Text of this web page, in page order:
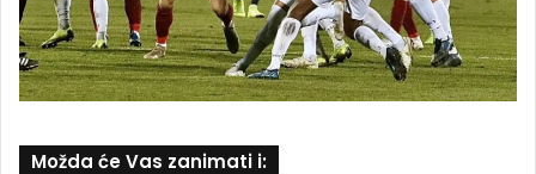
Možda će Vas zanimati i: